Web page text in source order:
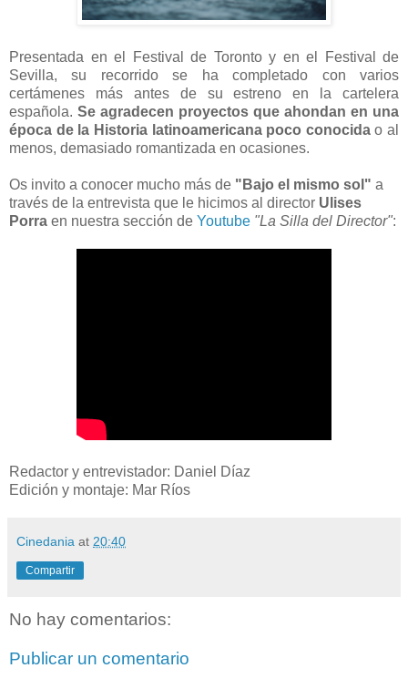
Presentada en el Festival de Toronto y en el Festival de
Sevilla, su recorrido se ha completado con varios
certámenes más antes de su estreno en la cartelera
española. Se agradecen proyectos que ahondan en una
época de la Historia latinoamericana poco conocidao al
menos, demasiado romantizada en ocasiones.
Os invito a conocer mucho más de "Bajo el mismo sol" a
través de la entrevista que le hicimos al director Ulises
Porra en nuestra sección de Youtube "La Silla del Director":
Redactor y entrevistador: Daniel Díaz
Edición y montaje: Mar Ríos
Cinedania at 20:40
Compartir
No hay comentarios:
Publicar un comentario